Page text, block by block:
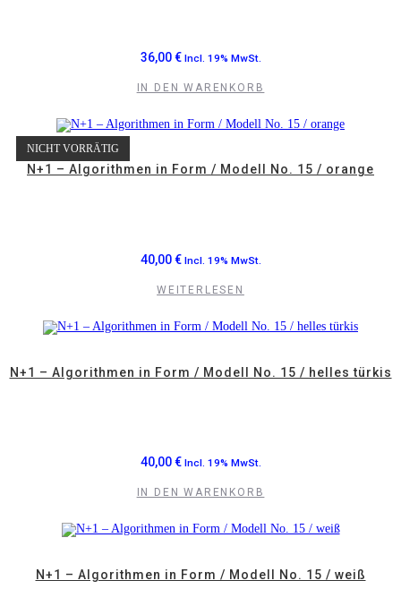
36,00€ Incl. 19% MwSt.
IN DEN WARENKORB
NICHT VORRÄTIG
N+1 – Algorithmen in Form / Modell No. 15 / orange
40,00€ Incl. 19% MwSt.
WEITERLESEN
N+1 – Algorithmen in Form / Modell No. 15 / helles türkis
40,00€ Incl. 19% MwSt.
IN DEN WARENKORB
N+1 – Algorithmen in Form / Modell No. 15 / weiß